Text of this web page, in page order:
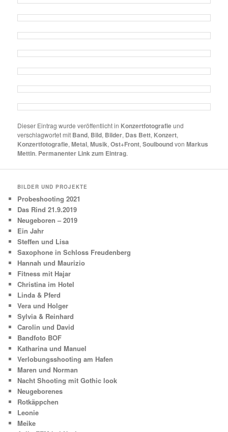
Dieser Eintrag wurde veröffentlicht in Konzertfotografieund
verschlagwortet mit Band, Bild, Bilder, Das Bett, Konzert,
Konzertfotografie,Metal,Musik,Ost+Front,SoulboundvonMarkus
Mettin. Permanenter Link zum Eintrag.
BILDER UND PROJEKTE
Probeshooting 2021
Das Rind 21.9.2019
Neugeboren – 2019
Ein Jahr
Steffen und Lisa
Saxophone in Schloss Freudenberg
Hannah und Maurizio
Fitness mit Hajar
Christina im Hotel
Linda & Pferd
Vera und Holger
Sylvia & Reinhard
Carolin und David
Bandfoto BOF
Katharina und Manuel
Verlobungsshooting am Hafen
Maren und Norman
Nacht Shooting mit Gothic look
Neugeborenes
Rotkäppchen
Leonie
Meike